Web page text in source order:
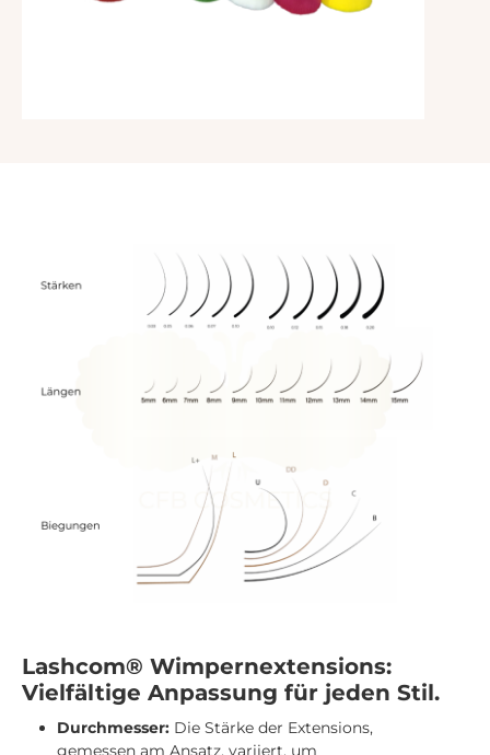
Lashcom® Wimpernextensions:
Vielfältige Anpassung für jeden Stil.
Durchmesser: Die Stärke der Extensions,